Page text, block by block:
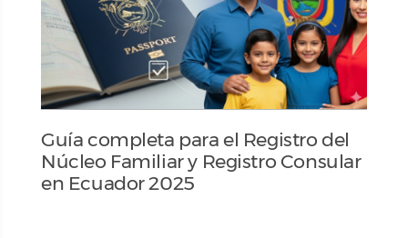
Guía completa para el Registro del
Núcleo Familiar y Registro Consular
en Ecuador 2025